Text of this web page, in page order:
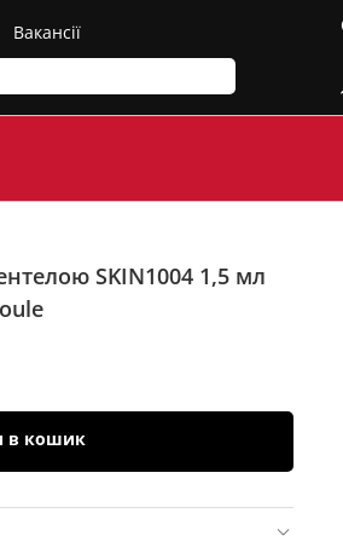
Вакансії
SKIN1004 1,5 мл
в кошик